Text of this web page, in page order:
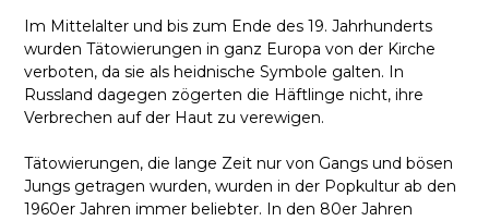
Im Mittelalter und bis zum Ende des 19. Jahrhunderts
wurden Tätowierungen in ganz Europa von der Kirche
verboten, da sie als heidnische Symbole galten. In
Russland dagegen zögerten die Häftlinge nicht, ihre
Verbrechen auf der Haut zu verewigen.
Tätowierungen, die lange Zeit nur von Gangs und bösen
Jungs getragen wurden, wurden in der Popkultur ab den
1960er Jahren immer beliebter. In den 80er Jahren